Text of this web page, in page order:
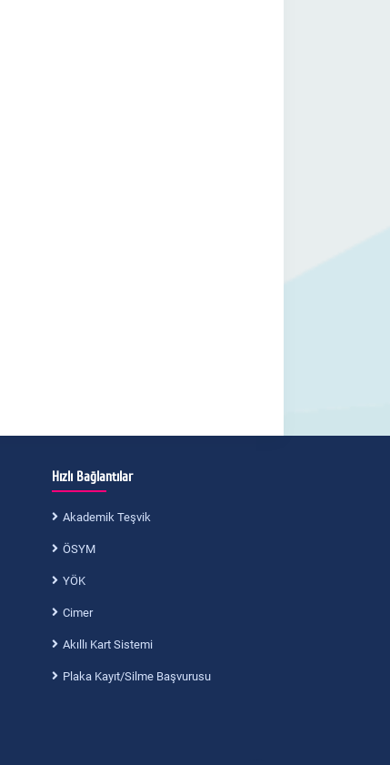
Hızlı Bağlantılar
Akademik Teşvik
ÖSYM
YÖK
Cimer
Akıllı Kart Sistemi
Plaka Kayıt/Silme Başvurusu